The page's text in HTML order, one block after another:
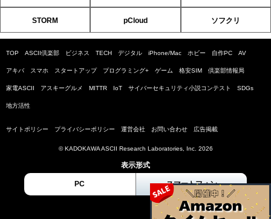
STORM pCloud ソフクリ
TOP ASCII倶楽部 ビジネス TECH デジタル iPhone/Mac ホビー 自作PC AV
アキバ スマホ スタートアップ プログラミング+ ゲーム 格安SIM 倶楽部情報局
家電ASCII アスキーグルメ MITTR IoT サイバーセキュリティ小説コンテスト SDGs
地方活性
サイトポリシー プライバシーポリシー 運営会社 お問い合わせ 広告掲載
© KADOKAWA ASCII Research Laboratories, Inc. 2026
表示形式
PC スマートフォン